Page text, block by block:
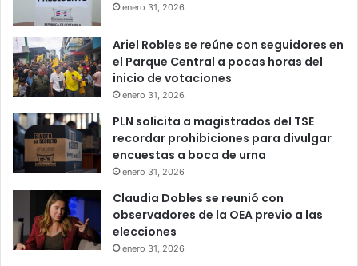
enero 31, 2026
Ariel Robles se reúne con seguidores en
el Parque Central a pocas horas del
inicio de votaciones
enero 31, 2026
PLN solicita a magistrados del TSE
recordar prohibiciones para divulgar
encuestas a boca de urna
enero 31, 2026
Claudia Dobles se reunió con
observadores de la OEA previo a las
elecciones
enero 31, 2026